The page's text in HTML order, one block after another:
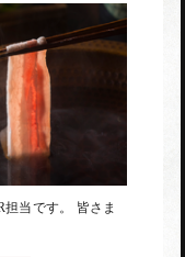
当です。 皆さま